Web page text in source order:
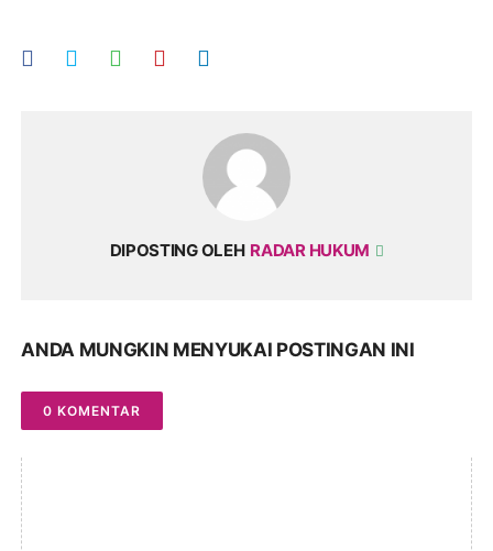
DIPOSTING OLEH RADAR HUKUM
ANDA MUNGKIN MENYUKAI POSTINGAN INI
0 KOMENTAR